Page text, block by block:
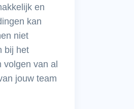
en
kan
niet
bij het
volgen van al
jouw team